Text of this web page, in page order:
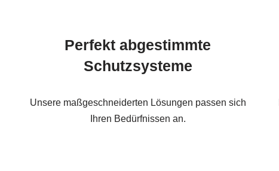
Perfekt abgestimmte
Schutzsysteme
Unsere maßgeschneiderten Lösungen passen sich
Ihren Bedürfnissen an.